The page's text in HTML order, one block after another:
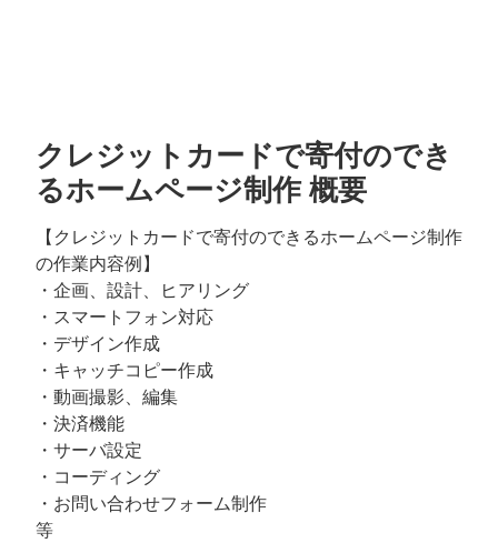
クレジットカードで寄付のでき
るホームページ制作 概要
【クレジットカードで寄付のできるホームページ制作
の作業内容例】
・企画、設計、ヒアリング
・スマートフォン対応
・デザイン作成
・キャッチコピー作成
・動画撮影、編集
・決済機能
・サーバ設定
・コーディング
・お問い合わせフォーム制作
等